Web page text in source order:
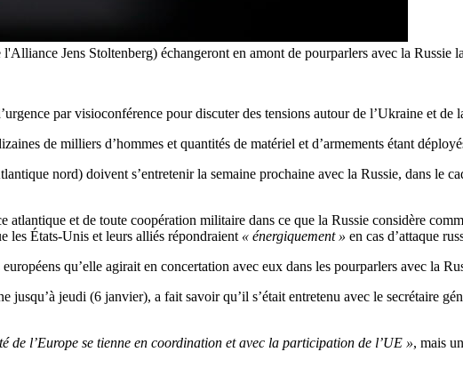
Jens Stoltenberg) échangeront en amont de pourparlers avec la Russie
par visioconférence pour discuter des tensions autour de l’Ukraine et
de milliers d’hommes et quantités de matériel et d’armements étant
nord) doivent s’entretenir la semaine prochaine avec la Russie, dans le
et de toute coopération militaire dans ce que la Russie considère
les États-Unis et leurs alliés répondraient « énergiquement » en cas d’attaque
qu’elle agirait en concertation avec eux dans les pourparlers avec la
jeudi (6 janvier), a fait savoir qu’il s’était entretenu avec le secrétaire
de l’Europe se tienne en coordination et avec la participation de l’UE », mais